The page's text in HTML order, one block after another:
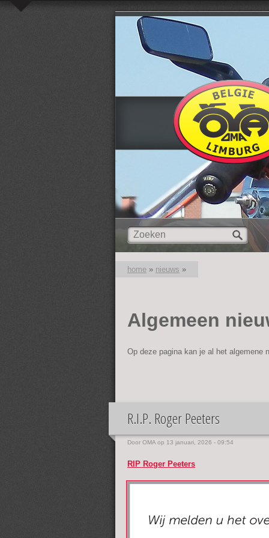
Overslaan en naar de inhoud gaan
Zoekveld
Zoeken
U bent hier
home » nieuws »
Algemeen
Op deze pagina kan je al het algemene
R.I.P. Roger Peeters
Door OMA op 13 januari, 2026 - 09:54
RIP Roger Peeters